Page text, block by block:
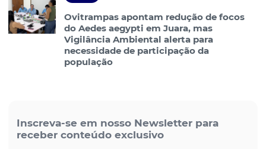
Ovitrampas apontam redução de focos
do Aedes aegypti em Juara, mas
Vigilância Ambiental alerta para
necessidade de participação da
população
Inscreva-se em nosso Newsletter para
receber conteúdo exclusivo